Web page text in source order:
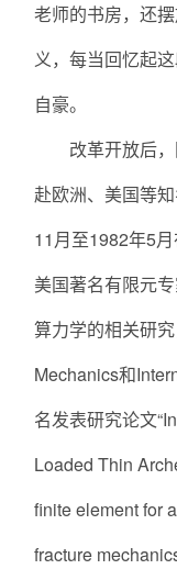
老师的书房，还
义，每当回忆起
自豪。
改革开放后
赴欧洲、美国等
11月至1982年5
美国著名有限元
算力学的相关研
Mechanics和
名发表研究论文
Loaded Thin
finite element for
fracture